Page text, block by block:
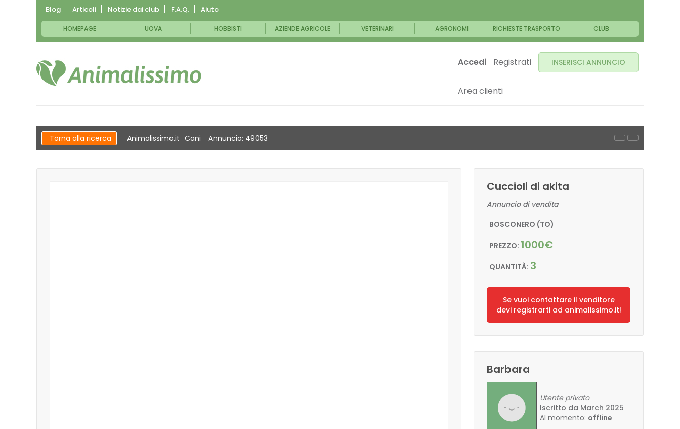
Blog Articoli Notizie dai club F.A.Q. Aiuto
HOMEPAGE UOVA HOBBISTI AZIENDE AGRICOLE VETERINARI AGRONOMI RICHIESTE TRASPORTO CLUB
Accedi Registrati INSERISCI ANNUNCIO
Area clienti
Torna alla ricerca Animalissimo.it Cani Annuncio: 49053
Cuccioli di akita
Annuncio di vendita
BOSCONERO (TO)
PREZZO: 1000€
QUANTITÀ: 3
Se vuoi contattare il venditore
devi registrarti ad animalissimo.it!
Barbara
Utente privato
Iscritto da March 2025
Al momento: offline